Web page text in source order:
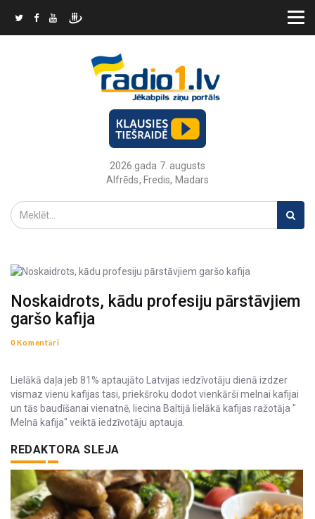
2026.gada 7. augusts
Alfrēds, Fredis, Madars
Noskaidrots, kādu profesiju pārstāvjiem
garšo kafija
0 Komentāri
Lielākā daļa jeb 81% aptaujāto Latvijas iedzīvotāju dienā izdzer
vismaz vienu kafijas tasi, priekšroku dodot vienkārši melnai kafijai
un tās baudīšanai vienatnē, liecina Baltijā lielākā kafijas ražotāja "
Melnā kafija" veiktā iedzīvotāju aptauja.
REDAKTORA SLEJA